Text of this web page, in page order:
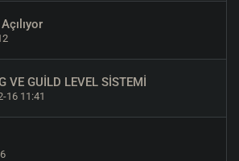
VE GUİLD LEVEL SİSTEMİ
16 11:41